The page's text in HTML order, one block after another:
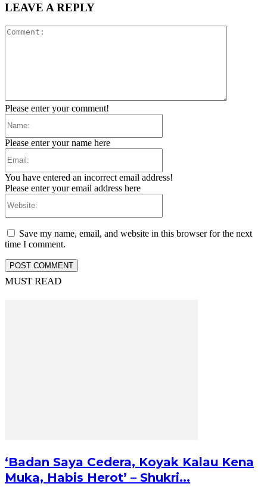
LEAVE A REPLY
Please enter your comment!
Please enter your name here
You have entered an incorrect email address!
Please enter your email address here
Save my name, email, and website in this browser for the next
time I comment.
MUST READ
‘Badan Saya Cedera, Koyak Kalau Kena
Muka, Habis Herot’ – Shukri...